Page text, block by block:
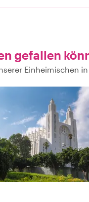
gefallen
Einheimischen